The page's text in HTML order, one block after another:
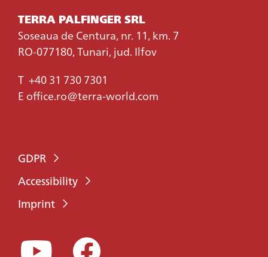
TERRA PALFINGER SRL
Soseaua de Centura, nr. 11, km. 7
RO-077180, Tunari, jud. Ilfov
T +40 31 730 7301
E office.ro@terra-world.com
GDPR
Accessibility
Imprint